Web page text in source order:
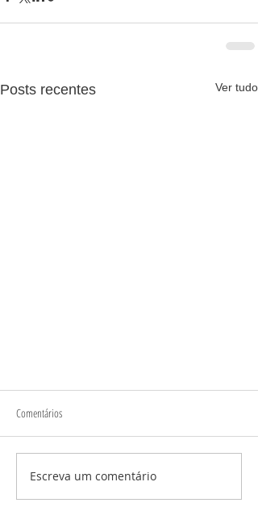
Posts recentes Ver tudo
O Quebrador de Pedras
Comentários
Escreva um comentário